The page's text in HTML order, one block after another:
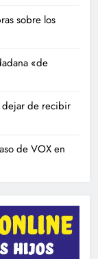
sobre los
«de
dejar de recibir
de VOX en